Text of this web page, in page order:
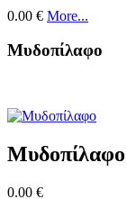
0.00 € More...
Μυδοπίλαφο
Μυδοπίλαφο
0.00 €